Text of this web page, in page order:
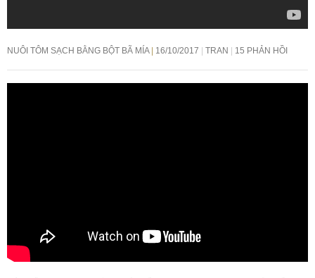
NUÔI TÔM SẠCH BẰNG BỘT BÃ MÍA 16/10/2017 TRAN 15 PHẢN HỒI